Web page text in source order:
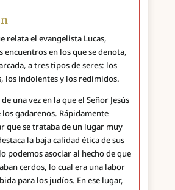
relata el evangelista Lucas,
encuentros en los que se denota,
a tres tipos de seres: los
los indolentes y los redimidos.
una vez en la que el Señor Jesús
gadarenos. Rápidamente
que se trataba de un lugar muy
la baja calidad ética de sus
podemos asociar al hecho de que
cerdos, lo cual era una labor
para los judíos. En ese lugar,